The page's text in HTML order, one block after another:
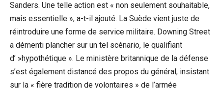
Sanders. Une telle action est « non seulement souhaitable,
mais essentielle », a-t-il ajouté. La Suède vient juste de
réintroduire une forme de service militaire. Downing Street
a démenti plancher sur un tel scénario, le qualifiant
d’ »hypothétique ». Le ministère britannique de la défense
s’est également distancé des propos du général, insistant
sur la « fière tradition de volontaires » de l’armée